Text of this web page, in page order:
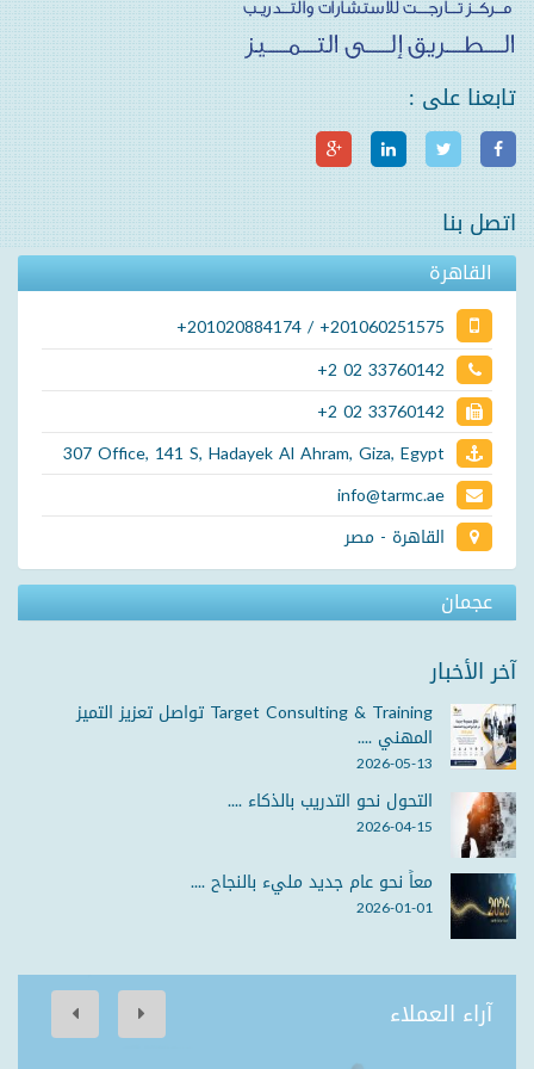
تابعنا على :
اتصل بنا
القاهرة
+201020884174 / +201060251575
+2 02 33760142
+2 02 33760142
307 Office, 141 S, Hadayek Al Ahram, Giza, Egypt
info@tarmc.ae
القاهرة - مصر
عجمان
آخر الأخبار
Target Consulting & Training تواصل تعزيز التميز
المهني ....
2026-05-13
التحول نحو التدريب بالذكاء ....
2026-04-15
معاً نحو عام جديد مليء بالنجاح ....
2026-01-01
آراء العملاء